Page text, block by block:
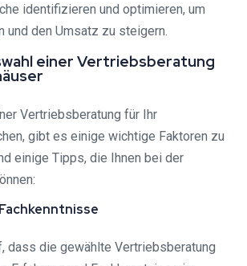
identifizieren und optimieren, um
und den Umsatz zu steigern.
einer Vertriebsberatung
Vertriebsberatung für Ihr
gibt es einige wichtige Faktoren zu
einige Tipps, die Ihnen bei der
dass die gewählte Vertriebsberatung